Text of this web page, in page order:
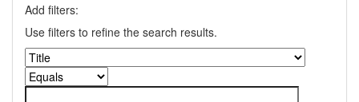
Add filters:
Use filters to refine the search results.